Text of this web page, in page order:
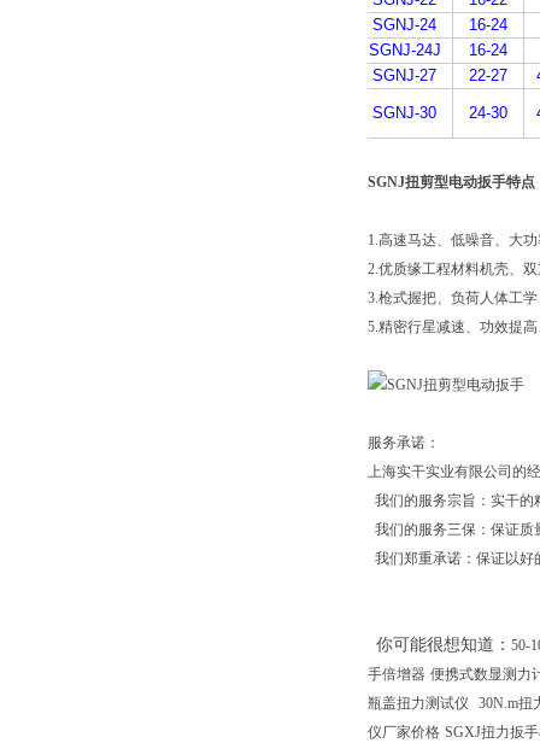
SGNJ-24
16-24
SGNJ-24J
16-24
SGNJ-27
22-27
SGNJ-30 24-30
SGNJ扭剪型电动扳手特点
1.高速马达、低噪音、大
2.优质缘工程材料机壳、
3.枪式握把、负荷人体工
5.精密行星减速、功效提
服务承诺：
上海实干实业有限公司的
我们的服务宗旨：实干
我们的服务三保：保证
我们郑重承诺：保证以
你可能很想知道 ： 50-
手倍增器 便携式数显测力
瓶盖扭力测试仪
30N.m扭
仪厂家价格 SGXJ扭力扳